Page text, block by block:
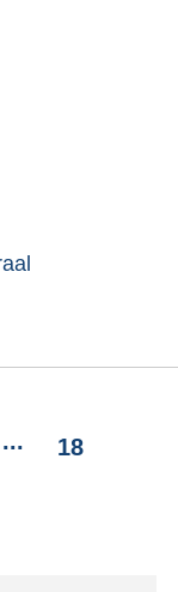
... 18